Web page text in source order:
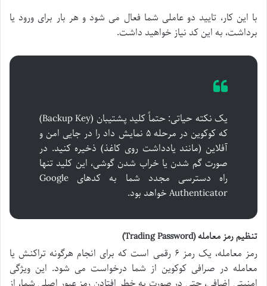
با این کار، تایید دو عاملی شما فعال می شود و هر بار برای ورود یا
برداشت، به این کد نیاز خواهید داشت.
یک نکته حیاتی: حتماً کلید پشتیبان (Backup Key)
که کوکوین در مرحله ۵ نمایش داد را در جایی امن و
آفلاین (مانند یادداشت روی کاغذ) ذخیره کنید. در
صورت گم شدن یا خراب شدن گوشی، این کلید تنها
راه دسترسی مجدد شما به کدهای Google
Authenticator خواهد بود.
تنظیم رمز معامله (Trading Password)
رمز معامله، یک رمز ۶ رقمی است که برای انجام هرگونه تراکنش یا
معامله در صرافی کوکوین از شما درخواست می شود. این ویژگی